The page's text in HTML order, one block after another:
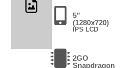
5"
(1280x720)
IPS LCD
2GO
Snapdragon